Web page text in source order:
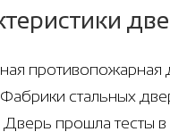
противопожарная
стальных
Дверь прошла тесты